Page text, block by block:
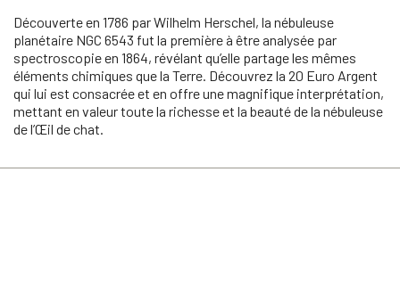
Découverte en 1786 par Wilhelm Herschel, la nébuleuse
planétaire NGC 6543 fut la première à être analysée par
spectroscopie en 1864, révélant qu’elle partage les mêmes
éléments chimiques que la Terre. Découvrez la 20 Euro Argent
qui lui est consacrée et en offre une magnifique interprétation,
mettant en valeur toute la richesse et la beauté de la nébuleuse
de l’Œil de chat.